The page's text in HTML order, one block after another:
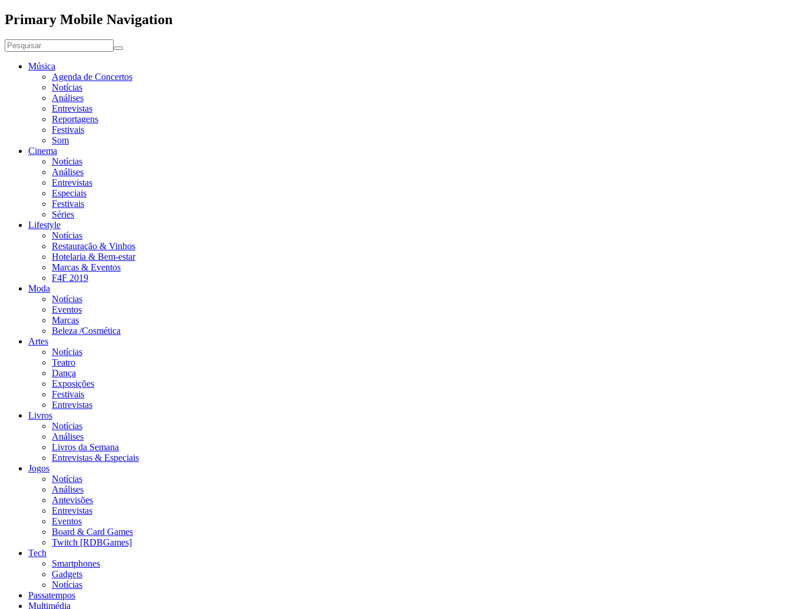
Primary Mobile Navigation
Música
Agenda de Concertos
Notícias
Análises
Entrevistas
Reportagens
Festivais
Som
Cinema
Notícias
Análises
Entrevistas
Especiais
Festivais
Séries
Lifestyle
Notícias
Restauração & Vinhos
Hotelaria & Bem-estar
Marcas & Eventos
F4F 2019
Moda
Notícias
Eventos
Marcas
Beleza /Cosmética
Artes
Notícias
Teatro
Dança
Exposições
Festivais
Entrevistas
Livros
Notícias
Análises
Livros da Semana
Entrevistas & Especiais
Jogos
Notícias
Análises
Antevisões
Entrevistas
Eventos
Board & Card Games
Twitch [RDBGames]
Tech
Smartphones
Gadgets
Notícias
Passatempos
Multimédia